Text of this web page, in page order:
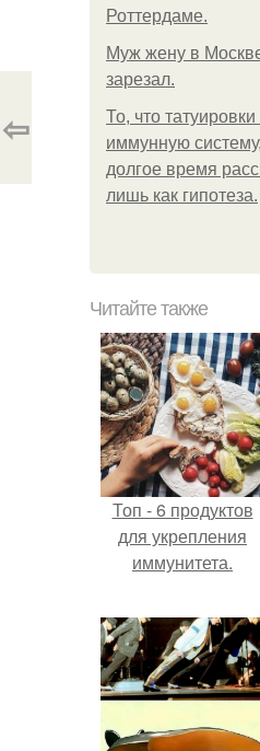
Роттердаме.
Mуж жену в
зарезал.
То, что
иммунную
долгое время
лишь как гипотеза.
⇦
Читайте также
Топ - 6 продуктов
для укрепления
иммунитета.